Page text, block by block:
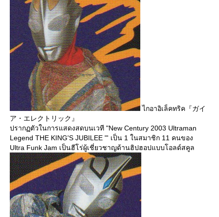
ไกอาอิเล็คทริค『ガイ
ア・エレクトリック』
ปรากฏตัวในการแสดงสดบนเวที "New Century 2003 Ultraman
Legend THE KING'S JUBILEE "' เป็น 1 ในสมาชิก 11 คนของ
Ultra Funk Jam เป็นฮีโร่ผู้เชี่ยวชาญด้านฮิปฮอปแบบโอลด์สคูล